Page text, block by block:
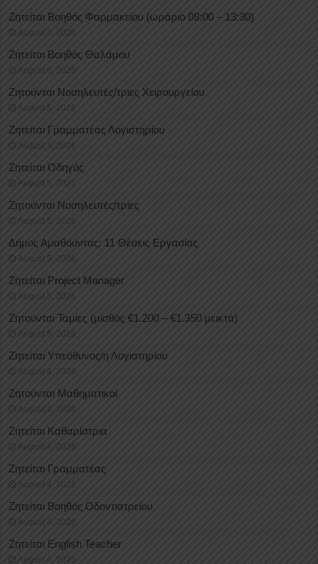
Ζητείται Βοηθός Φαρμακείου (ωράριο 08:00 – 13:30)
August 5, 2026
Ζητείται Βοηθός Θαλάμου
August 5, 2026
Ζητούνται Νοσηλευτές/τριες Χειρουργείου
August 5, 2026
Ζητείται Γραμματέας Λογιστηρίου
August 5, 2026
Ζητείται Οδηγός
August 5, 2026
Ζητούνται Νοσηλευτές/τριες
August 5, 2026
Δήμος Αμαθούντας: 11 Θέσεις Εργασίας
August 5, 2026
Ζητείται Project Manager
August 5, 2026
Ζητούνται Ταμίες (μισθός €1.200 – €1.350 μεικτά)
August 5, 2026
Ζητείται Υπεύθυνος/η Λογιστηρίου
August 4, 2026
Ζητούνται Μαθηματικοί
August 4, 2026
Ζητείται Καθαρίστρια
August 4, 2026
Ζητείται Γραμματέας
August 4, 2026
Ζητείται Βοηθός Οδοντιατρείου
August 4, 2026
Ζητείται English Teacher
August 4, 2026